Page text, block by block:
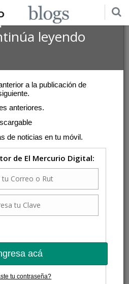
$1 USD
leyendo
a la publicación de
anteriores.
de noticias en tu móvil.
de El Mercurio Digital:
acá
tu contraseña?